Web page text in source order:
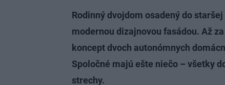
Rodinný dvojdom osadený do
modernou dizajnovou fasádou. Až
koncept dvoch autonómnych
Spoločné majú ešte niečo – všetky
strechy.